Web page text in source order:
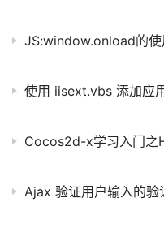
JS:window.onload的使
使用 iisext.vbs 添加应
Cocos2d-x学习入门之
Ajax 验证用户输入的验